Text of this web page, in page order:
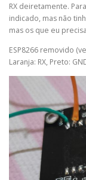
RX deiretamente.
indicado, mas não
mas os que eu
ESP8266 removido
Laranja: RX, Preto: